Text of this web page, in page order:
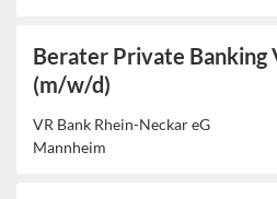
Berater Private Banking
(m/w/d)
VR Bank Rhein-Neckar eG
Mannheim